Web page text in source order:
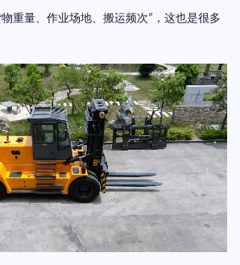
重量、作业场地、搬运频次”，这也是很多